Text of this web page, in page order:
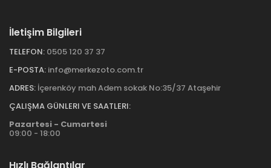
İletişim Bilgileri
TELEFON: 0505 120 37 37
E-POSTA: info@merkezoto.com.tr
ADRES: İçerenköy mah Adem sokak No:35/37 Ataşehir
ÇALIŞMA GÜNLERI VE SAATLERI:
Pazartesi - Cumartesi
09:00 - 18:00